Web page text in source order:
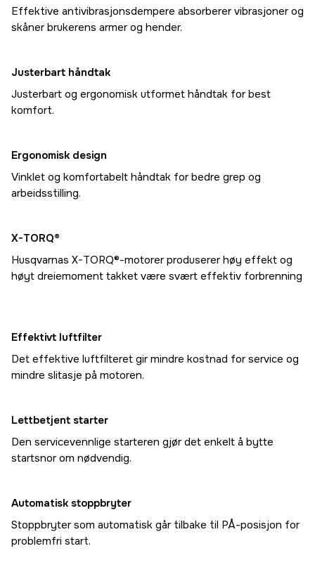
Effektive antivibrasjonsdempere absorberer vibrasjoner og
skåner brukerens armer og hender.
Justerbart håndtak
Justerbart og ergonomisk utformet håndtak for best
komfort.
Ergonomisk design
Vinklet og komfortabelt håndtak for bedre grep og
arbeidsstilling.
X-TORQ®
Husqvarnas X-TORQ®-motorer produserer høy effekt og
høyt dreiemoment takket være svært effektiv forbrenning
Effektivt luftfilter
Det effektive luftfilteret gir mindre kostnad for service og
mindre slitasje på motoren.
Lettbetjent starter
Den servicevennlige starteren gjør det enkelt å bytte
startsnor om nødvendig.
Automatisk stoppbryter
Stoppbryter som automatisk går tilbake til PÅ-posisjon for
problemfri start.